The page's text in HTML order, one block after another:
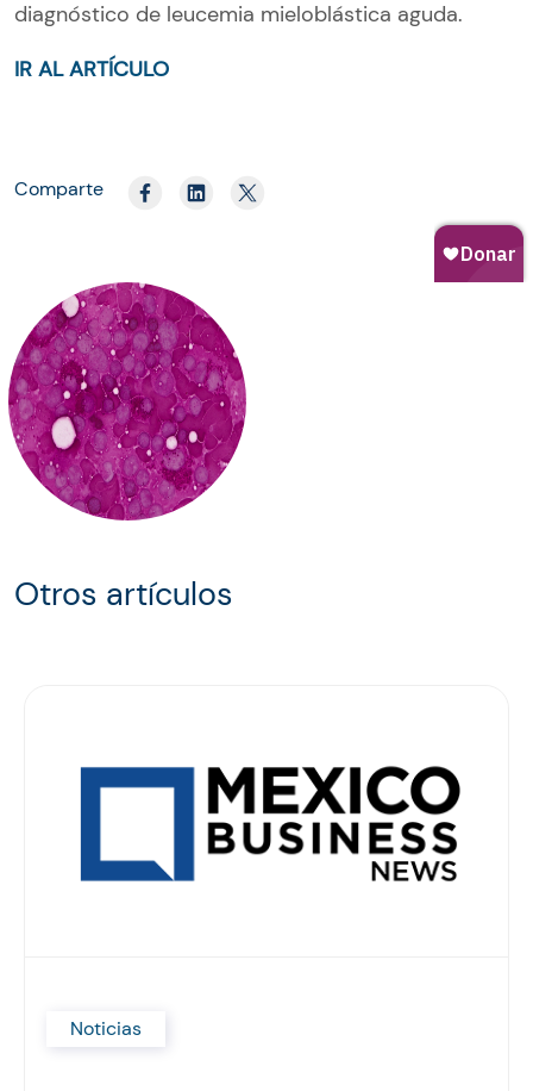
diagnóstico de leucemia mieloblástica aguda.
IR AL ARTÍCULO
Comparte
Otros artículos
Noticias